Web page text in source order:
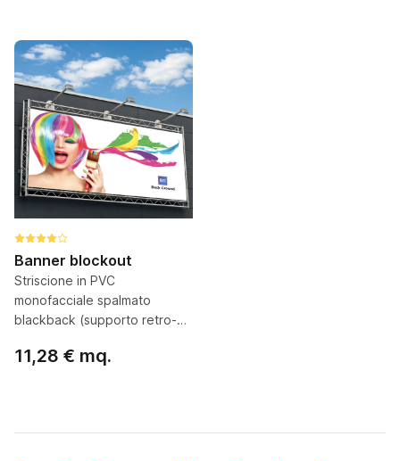
Configura ora
Banner blockout
Striscione in PVC
monofacciale spalmato
blackback (supporto retro-
affissioni
11,28 € mq.